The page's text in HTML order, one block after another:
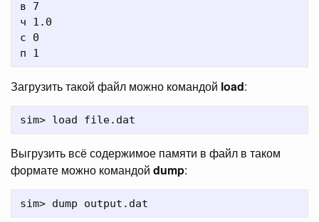
в 7
ч 1.0
с 0
Загрузить такой файл можно командой load:
Выгрузить всё содержимое памяти в файл в таком
формате можно командой dump: